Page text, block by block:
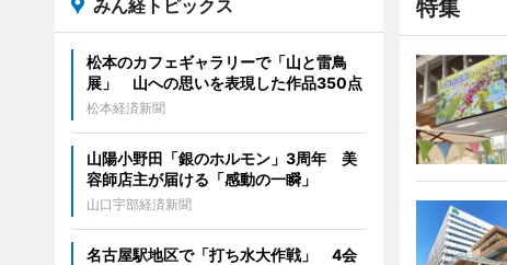
特集
みん経トピックス
松本のカフェギャラリーで「山と雷鳥
展」 山への思いを表現した作品350点
松本経済新聞
山陽小野田「銀のホルモン」3周年 美
容師店主が届ける「感動の一瞬」
山口宇部経済新聞
名古屋駅地区で「打ち水大作戦」 4会